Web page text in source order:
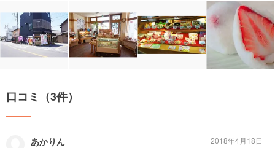
口コミ（3件）
あかりん
2018年4月18日